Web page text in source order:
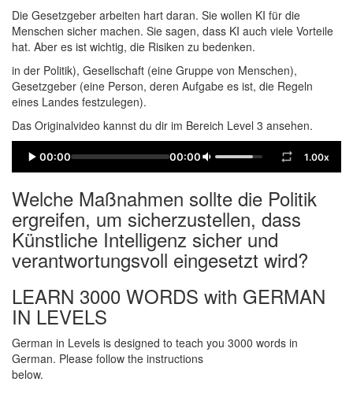
Die Gesetzgeber arbeiten hart daran. Sie wollen KI für die
Menschen sicher machen. Sie sagen, dass KI auch viele Vorteile
hat. Aber es ist wichtig, die Risiken zu bedenken.
in der Politik), Gesellschaft (eine Gruppe von Menschen),
Gesetzgeber (eine Person, deren Aufgabe es ist, die Regeln
eines Landes festzulegen).
Das Originalvideo kannst du dir im Bereich Level 3 ansehen.
00:00 00:00 1.00x
Welche Maßnahmen sollte die Politik
ergreifen, um sicherzustellen, dass
Künstliche Intelligenz sicher und
verantwortungsvoll eingesetzt wird?
LEARN 3000 WORDS with GERMAN
IN LEVELS
German in Levels is designed to teach you 3000 words in
German. Please follow the instructions
below.